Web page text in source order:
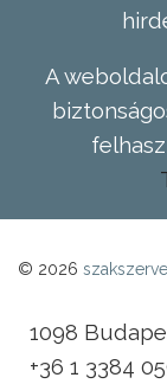
A
© 2026
1098
+36 1 3384